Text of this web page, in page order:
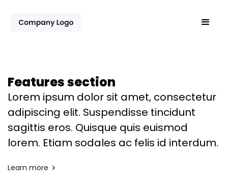
Features section
Lorem ipsum dolor sit amet, consectetur
adipiscing elit. Suspendisse tincidunt
sagittis eros. Quisque quis euismod
lorem. Etiam sodales ac felis id interdum.
Learn more